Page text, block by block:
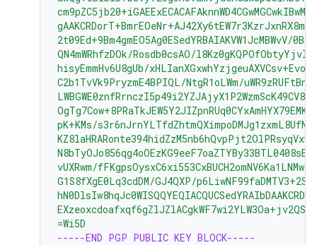
2t09Ed+9Bm4gmEO5Ag0ESedYRBAIAKVW1JcMBWvV/
QN4mWRhfzDOk/Rosdb0csAO/
hisyEmmHv6U8gUb/
C2b1TvVk9PryzmE4BPIQL/NtgR1oLWm/
pK+KMs/
vUXRwm/
G1S8fXgE0Lq3cdDM/GJ4QXP/
=Wi5D
-----END PGP PUBLIC KEY BLOCK-----